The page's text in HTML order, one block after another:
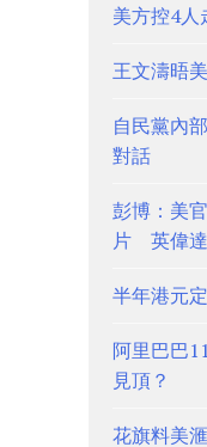
美方控4人
王文濤晤
自民黨內
對話
彭博：美
片 英偉
半年港元
阿里巴巴
見頂？
花旗料美